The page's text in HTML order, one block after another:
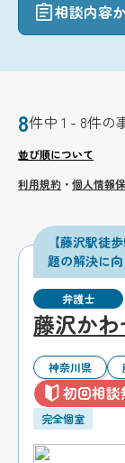
相談内容
8件中 1 - 8件の
並び順について
利用規約 ・個人情報
【藤沢駅徒
題の解決に
弁護士
藤沢か
神奈川県
初回相談
完全個室